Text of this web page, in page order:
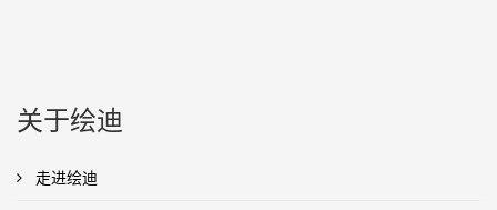
关于绘迪
走进绘迪